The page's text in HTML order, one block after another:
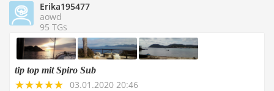
Erika195477
aowd
95 TGs
tip top mit Spiro Sub
03.01.2020 20:46